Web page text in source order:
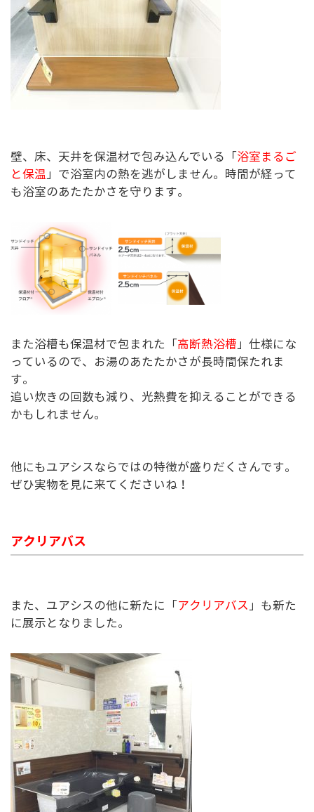
壁、床、天井を保温材で包み込んでいる「浴室まるご
と保温」で浴室内の熱を逃がしません。時間が経って
も浴室のあたたかさを守ります。
また浴槽も保温材で包まれた「高断熱浴槽」仕様にな
っているので、お湯のあたたかさが長時間保たれま
す。
追い炊きの回数も減り、光熱費を抑えることができる
かもしれません。
他にもユアシスならではの特徴が盛りだくさんです。
ぜひ実物を見に来てくださいね！
アクリアバス
また、ユアシスの他に新たに「アクリアバス」も新た
に展示となりました。